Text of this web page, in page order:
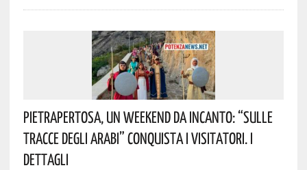
Pietrapertosa, Un Weekend Da Incanto: “Sulle
Tracce Degli Arabi” Conquista I Visitatori. I
Dettagli